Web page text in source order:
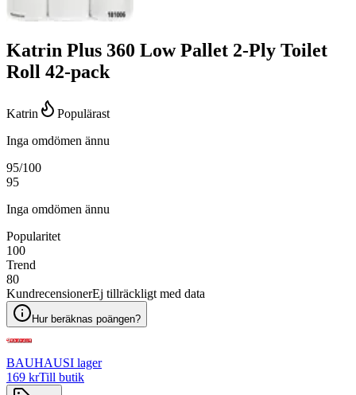
Katrin Plus 360 Low Pallet 2-Ply Toilet
Roll 42-pack
Katrin
Populärast
Inga omdömen ännu
95/100
95
Inga omdömen ännu
Popularitet
100
Trend
80
KundrecensionerEj tillräckligt med data
Hur beräknas poängen?
BAUHAUSI lager
169 krTill butik